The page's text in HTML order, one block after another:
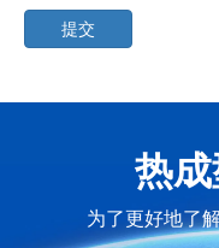
提交
热
为了更好地了